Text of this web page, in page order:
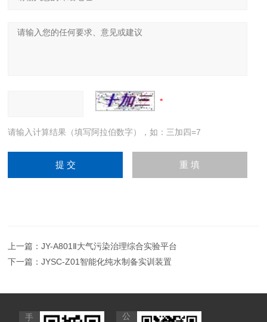
请输入计算结果（填写阿拉伯数字），如：三加四=7
上一篇：JY-A801Ⅱ大气污染治理综合实验平台
下一篇：JYSC-Z01智能化纯水制备实训装置
手
公